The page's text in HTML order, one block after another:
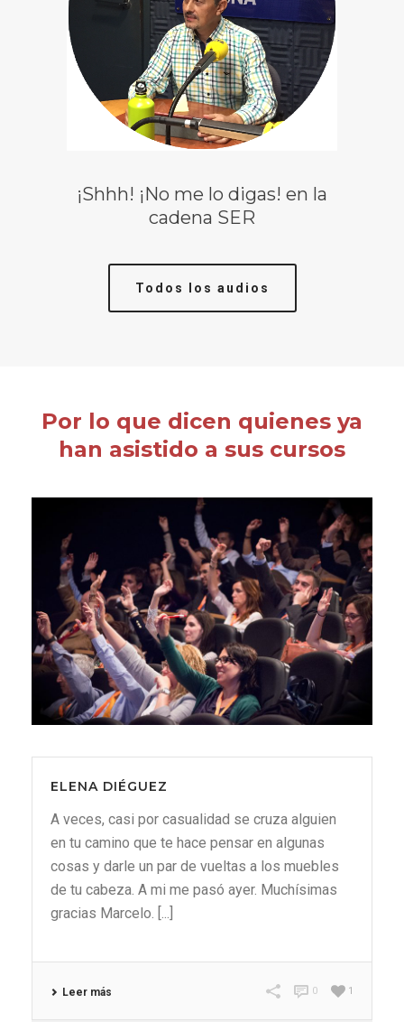
¡Shhh! ¡No me lo digas! en la
cadena SER
Todos los audios
Por lo que dicen quienes ya
han asistido a sus cursos
ELENA DIÉGUEZ
A veces, casi por casualidad se cruza alguien
en tu camino que te hace pensar en algunas
cosas y darle un par de vueltas a los muebles
de tu cabeza. A mi me pasó ayer. Muchísimas
gracias Marcelo. [...]
Leer más 1
0